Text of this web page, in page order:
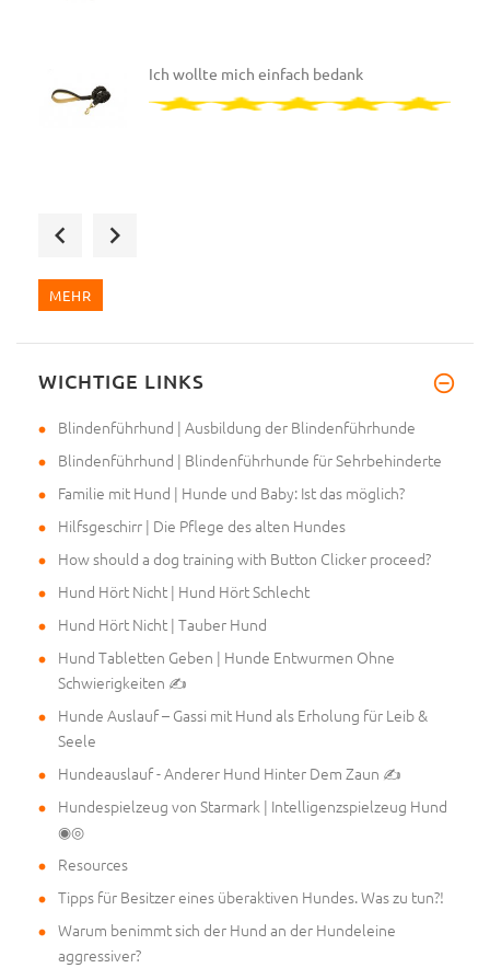
Ich wollte mich einfach bedank
Ich wollte mich einfach bedank
MEHR
WICHTIGE LINKS
Blindenführhund | Ausbildung der Blindenführhunde
Blindenführhund | Blindenführhunde für Sehrbehinderte
Familie mit Hund | Hunde und Baby: Ist das möglich?
Hilfsgeschirr | Die Pflege des alten Hundes
How should a dog training with Button Clicker proceed?
Hund Hört Nicht | Hund Hört Schlecht
Hund Hört Nicht | Tauber Hund
Hund Tabletten Geben | Hunde Entwurmen Ohne
Schwierigkeiten ✍
Hunde Auslauf – Gassi mit Hund als Erholung für Leib &
Seele
Hundeauslauf - Anderer Hund Hinter Dem Zaun ✍
Hundespielzeug von Starmark | Intelligenzspielzeug Hund
◉◎
Resources
Tipps für Besitzer eines überaktiven Hundes. Was zu tun?!
Warum benimmt sich der Hund an der Hundeleine
aggressiver?